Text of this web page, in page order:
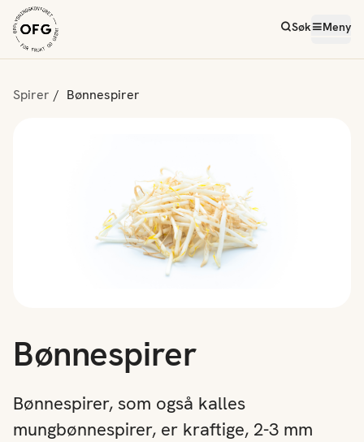
Søk Meny
Spirer Bønnespirer
Bønnespirer
Bønnespirer, som også kalles
mungbønnespirer, er kraftige, 2-3 mm